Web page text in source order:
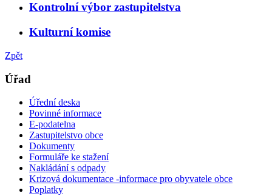
Kontrolní výbor zastupitelstva
Kulturní komise
Zpět
Úřad
Úřední deska
Povinné informace
E-podatelna
Zastupitelstvo obce
Dokumenty
Formuláře ke stažení
Nakládání s odpady
Krizová dokumentace -informace pro obyvatele obce
Poplatky